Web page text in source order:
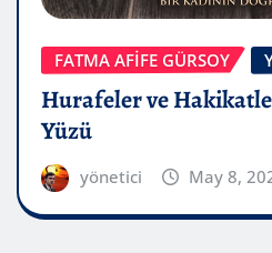
FATMA AFİFE GÜRSOY
Hurafeler ve
Yüzü
yönetici May 8,